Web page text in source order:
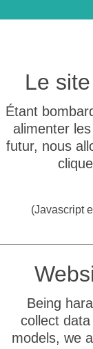
Le
Étant
alimenter
futur, nous
(Javascript
Being
collect
models, we